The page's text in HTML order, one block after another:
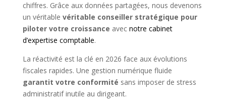
chiffres. Grâce aux données partagées, nous devenons
un véritable véritable conseiller stratégique pour
piloter votre croissance avec notre cabinet
d’expertise comptable.
La réactivité est la clé en 2026 face aux évolutions
fiscales rapides. Une gestion numérique fluide
garantit votre conformité sans imposer de stress
administratif inutile au dirigeant.